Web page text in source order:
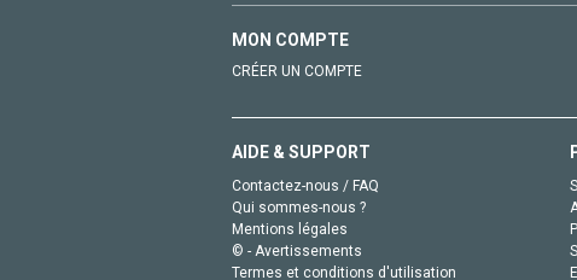
MON COMPTE
CRÉER UN COMPTE
AIDE & SUPPORT
Contactez-nous / FAQ
Qui sommes-nous ?
Mentions légales
© - Avertissements
Termes et conditions d'utilisation